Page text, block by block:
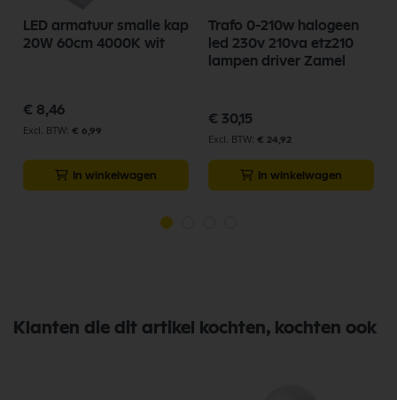
LED armatuur smalle kap
20W 60cm 4000K wit
€ 8,46
€ 6,99
In winkelwagen
Trafo 0-210w halogeen
led 230v 210va etz210
lampen driver Zamel
€ 30,15
€ 24,92
In winkelwagen
Klanten die dit artikel kochten, kochten ook